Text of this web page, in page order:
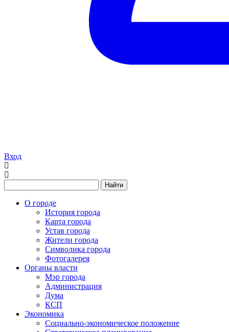
Вход
Найти
О городе
История города
Карта города
Устав города
Жители города
Символика города
Фотогалерея
Органы власти
Мэр города
Администрация
Дума
КСП
Экономика
Социально-экономическое положение